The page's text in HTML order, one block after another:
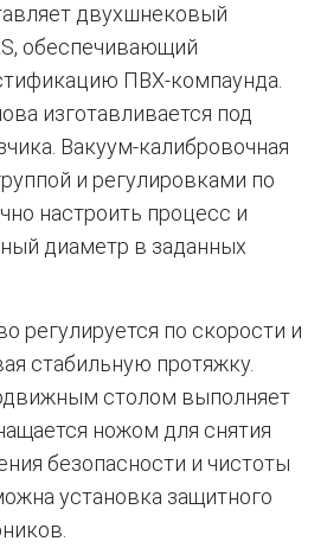
двухшнековый
обеспечивающий
ПВХ-компаунда.
изготавливается под
Вакуум-калибровочная
и регулировками по
настроить процесс и
диаметр в заданных
регулируется по скорости и
стабильную протяжку.
столом выполняет
ножом для снятия
безопасности и чистоты
установка защитного